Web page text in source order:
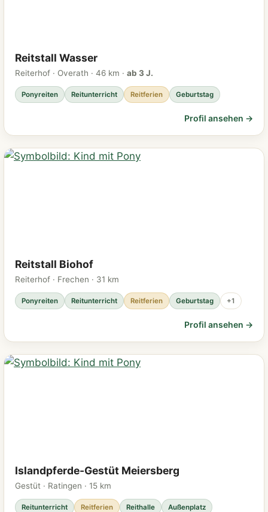
Reitstall Wasser
Reiterhof · Overath · 46 km · ab 3 J.
Ponyreiten Reitunterricht Reitferien Geburtstag
Profil ansehen →
Reitstall Biohof
Reiterhof · Frechen · 31 km
Ponyreiten Reitunterricht Reitferien Geburtstag +1
Profil ansehen →
Islandpferde-Gestüt Meiersberg
Gestüt · Ratingen · 15 km
Reitunterricht Reitferien Reithalle Außenplatz